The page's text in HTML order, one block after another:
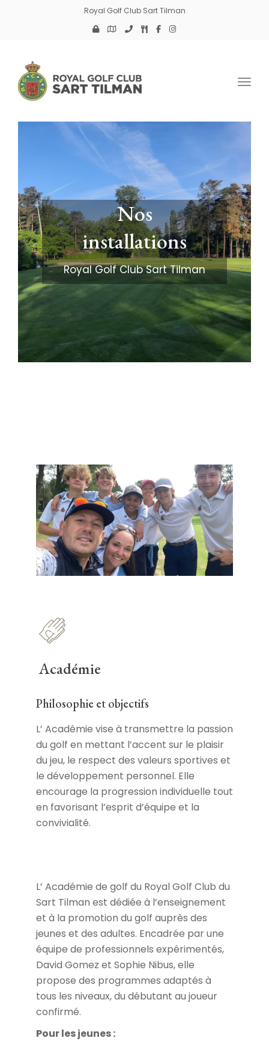
Royal Golf Club Sart Tilman
Nos
installations
Royal Golf Club Sart Tilman
Académie
Philosophie et objectifs
L’ Académie vise à transmettre la passion
du golf en mettant l’accent sur le plaisir
du jeu, le respect des valeurs sportives et
le développement personnel. Elle
encourage la progression individuelle tout
en favorisant l’esprit d’équipe et la
convivialité.
L’ Académie de golf du Royal Golf Club du
Sart Tilman est dédiée à l’enseignement
et à la promotion du golf auprès des
jeunes et des adultes. Encadrée par une
équipe de professionnels expérimentés,
David Gomez et Sophie Nibus, elle
propose des programmes adaptés à
tous les niveaux, du débutant au joueur
confirmé.
Pour les jeunes :